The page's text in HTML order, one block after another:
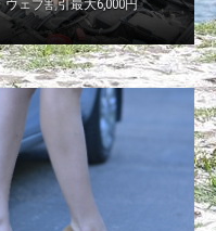
ウェブ割引最大6,000円